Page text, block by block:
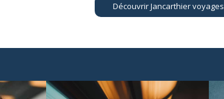
Découvrir Jancarthier voyages